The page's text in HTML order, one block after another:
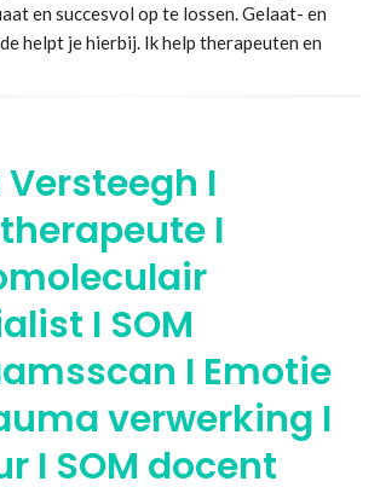
en succesvol op te lossen. Gelaat- en
helpt je hierbij. Ik help therapeuten en
bij hun klanten op te sporen zonder
kennis
Versteegh I
I
I SOM
I Emotie
verwerking I
I SOM docent